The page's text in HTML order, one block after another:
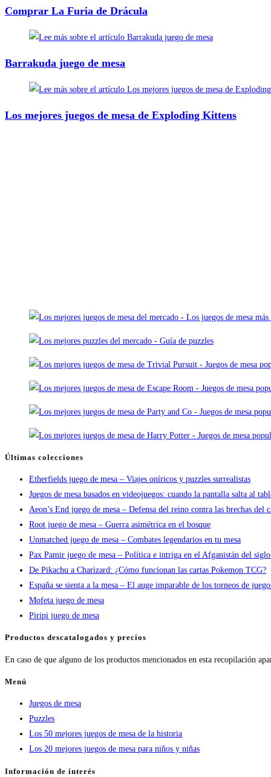
Comprar La Furia de Drácula
Barrakuda juego de mesa
Los mejores juegos de mesa de Exploding Kittens
Últimas colecciones
Etherfields juego de mesa – Viajes oníricos y puzzles surrealistas
Juegos de mesa basados en videojuegos: cuando la pantalla salta al
Aeon’s End juego de mesa – Defensa del reino contra las brechas del
Root juego de mesa – Guerra asimétrica en el bosque
Unmatched juego de mesa – Combates legendarios en tu mesa
Pax Pamir juego de mesa – Política e intriga en el Afganistán del
De Pikachu a Charizard: ¿Cómo funcionan las cartas Pokemon TCG?
España se sienta a la mesa – El auge imparable de los torneos de
Mofeta juego de mesa
Piripi juego de mesa
Productos descatalogados y precios
En caso de que alguno de los productos mencionados en esta recopilación
Menú
Juegos de mesa
Puzzles
Los 50 mejores juegos de mesa de la historia
Los 20 mejores juegos de mesa para niños y niñas
Información de interés